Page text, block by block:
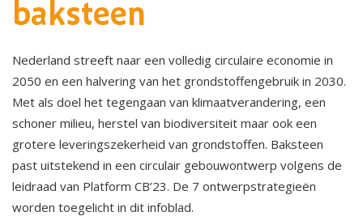
baksteen
Nederland streeft naar een volledig circulaire economie in
2050 en een halvering van het grondstoffengebruik in 2030.
Met als doel het tegengaan van klimaatverandering, een
schoner milieu, herstel van biodiversiteit maar ook een
grotere leveringszekerheid van grondstoffen. Baksteen
past uitstekend in een circulair gebouwontwerp volgens de
leidraad van Platform CB’23. De 7 ontwerpstrategieën
worden toegelicht in dit infoblad.